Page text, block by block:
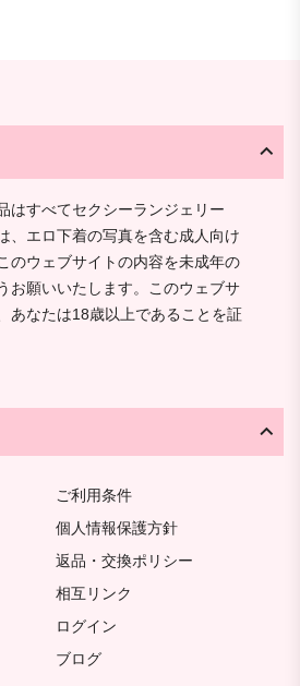
はすべてセクシーランジェリー
、エロ下着の写真を含む成人向け
のウェブサイトの内容を未成年の
お願いいたします。このウェブサ
あなたは18歳以上であることを証
ご利用条件
個人情報保護方針
返品・交換ポリシー
相互リンク
ログイン
ブログ